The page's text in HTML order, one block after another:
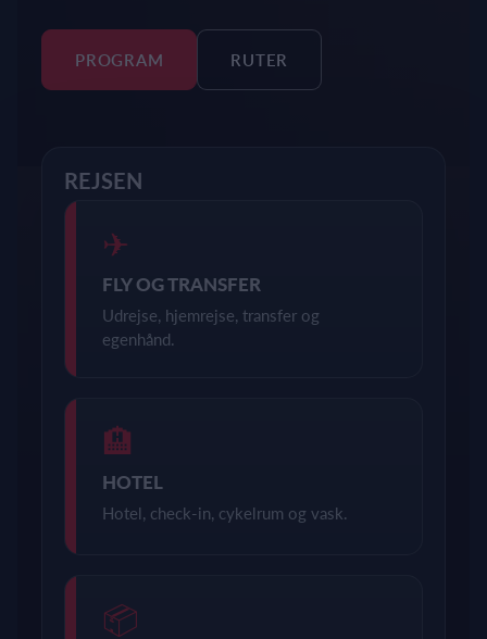
PROGRAM RUTER
REJSEN
✈
FLY OG TRANSFER
Udrejse, hjemrejse, transfer og
egenhånd.
🏨
HOTEL
Hotel, check-in, cykelrum og vask.
📦